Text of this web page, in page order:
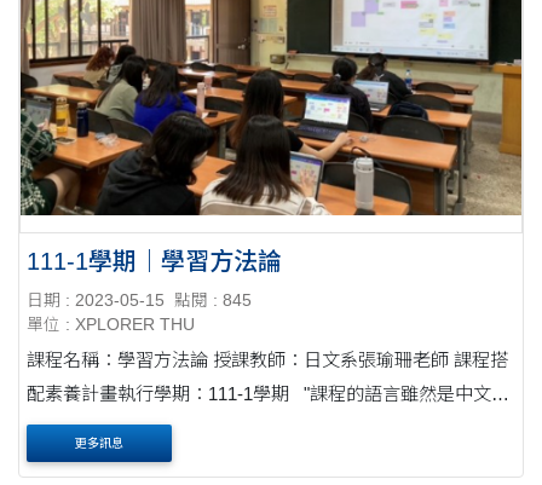
111-1學期｜學習方法論
日期 : 2023-05-15
點閱 : 845
單位 : XPLORER THU
課程名稱：學習方法論 授課教師：日文系張瑜珊老師 課程搭
配素養計畫執行學期：111-1學期 "課程的語言雖然是中文，
但語言的深層結構是互相連結在一起，因此期待該課程對於
同學書寫日文報....
更多訊息